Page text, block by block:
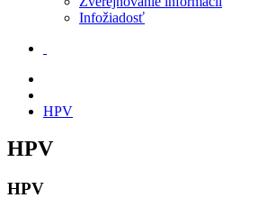
Infožiadosť
HPV
HPV
HPV